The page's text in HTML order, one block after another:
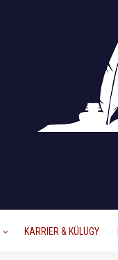
KARRIER & KÜLÜGY